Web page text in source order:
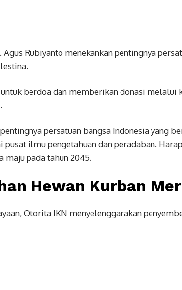
Rubiyanto menekankan pentingnya
berdoa dan memberikan donasi melalui
persatuan bangsa Indonesia yang
pusat ilmu pengetahuan dan peradaban.
maju pada tahun 2045.
Hewan Kurban
Otorita IKN menyelenggarakan